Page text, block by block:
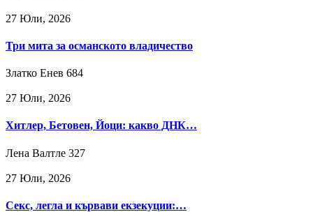
27 Юли, 2026
Три мита за османското владичество
Златко Енев 684
27 Юли, 2026
Хитлер, Бетовен, Йоци: какво ДНК…
Лена Валтле 327
27 Юли, 2026
Секс, легла и кървави екзекуции:…